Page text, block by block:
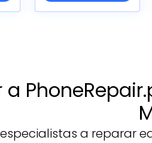
a
a reparar